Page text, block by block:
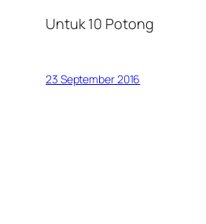
Untuk 10 Potong
23 September 2016